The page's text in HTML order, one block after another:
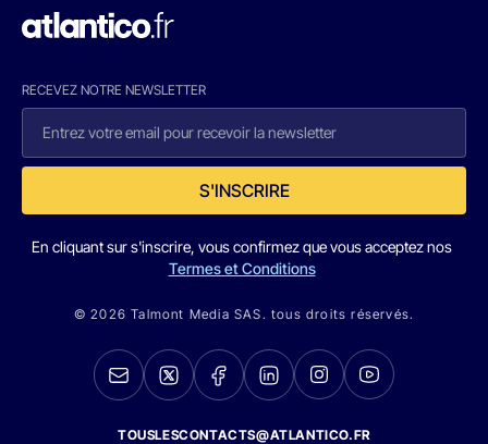
RECEVEZ NOTRE NEWSLETTER
S'INSCRIRE
En cliquant sur s'inscrire, vous confirmez que vous acceptez nos
Termes et Conditions
© 2026 Talmont Media SAS. tous droits réservés.
TOUSLESCONTACTS@ATLANTICO.FR